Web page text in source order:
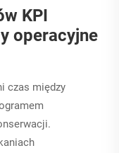
KPI
operacyjne
czas między